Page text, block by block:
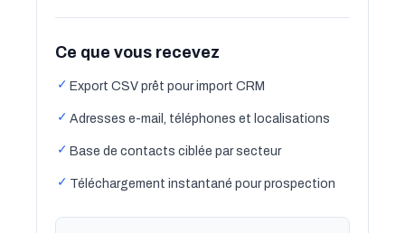
Ce que vous recevez
✓ Export CSV prêt pour import CRM
✓ Adresses e-mail, téléphones et localisations
✓ Base de contacts ciblée par secteur
✓ Téléchargement instantané pour prospection